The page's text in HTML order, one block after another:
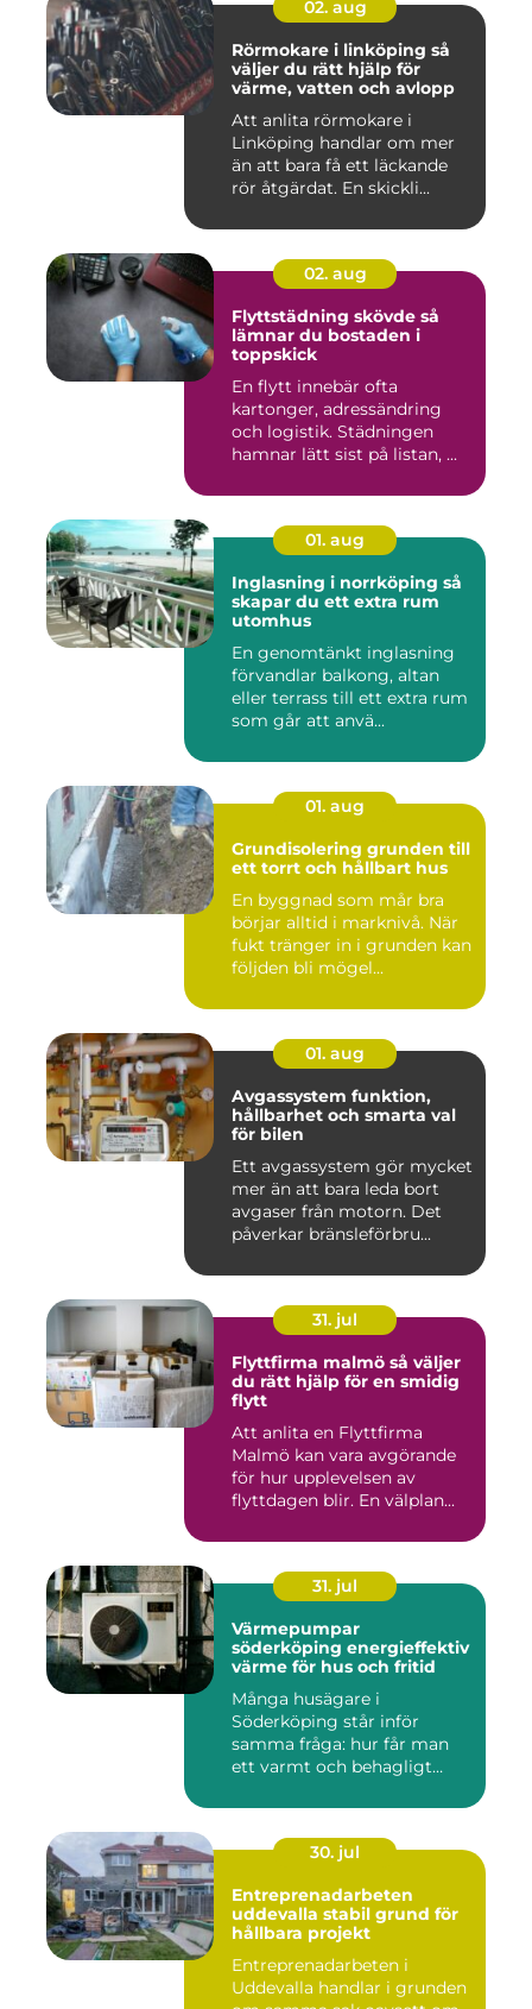
02. aug
Rörmokare i linköping så
väljer du rätt hjälp för
värme, vatten och avlopp
Att anlita rörmokare i
Linköping handlar om mer
än att bara få ett läckande
rör åtgärdat. En skickli...
02. aug
Flyttstädning skövde så
lämnar du bostaden i
toppskick
En flytt innebär ofta
kartonger, adressändring
och logistik. Städningen
hamnar lätt sist på listan, ...
01. aug
Inglasning i norrköping så
skapar du ett extra rum
utomhus
En genomtänkt inglasning
förvandlar balkong, altan
eller terrass till ett extra rum
som går att anvä...
01. aug
Grundisolering grunden till
ett torrt och hållbart hus
En byggnad som mår bra
börjar alltid i marknivå. När
fukt tränger in i grunden kan
följden bli mögel...
01. aug
Avgassystem funktion,
hållbarhet och smarta val
för bilen
Ett avgassystem gör mycket
mer än att bara leda bort
avgaser från motorn. Det
påverkar bränsleförbru...
31. jul
Flyttfirma malmö så väljer
du rätt hjälp för en smidig
flytt
Att anlita en Flyttfirma
Malmö kan vara avgörande
för hur upplevelsen av
flyttdagen blir. En välplan...
31. jul
Värmepumpar
söderköping energieffektiv
värme för hus och fritid
Många husägare i
Söderköping står inför
samma fråga: hur får man
ett varmt och behagligt
30. jul
Entreprenadarbeten
uddevalla stabil grund för
hållbara projekt
Entreprenadarbeten i
Uddevalla handlar i grunden